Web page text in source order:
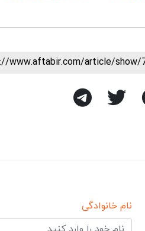
www.aftabir.com/article/show/
نام خانوادگی